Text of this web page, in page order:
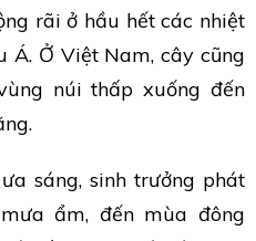
rãi ở hầu hết các nhiệt
Á. Ở Việt Nam, cây cũng
núi thấp xuống đến
sáng, sinh trưởng phát
ẩm, đến mùa đông